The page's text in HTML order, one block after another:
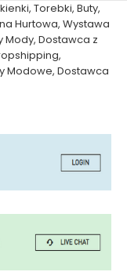
, Torebki, Buty,
Hurtowa, Wystawa
Mody, Dostawca z
,
Modowe, Dostawca